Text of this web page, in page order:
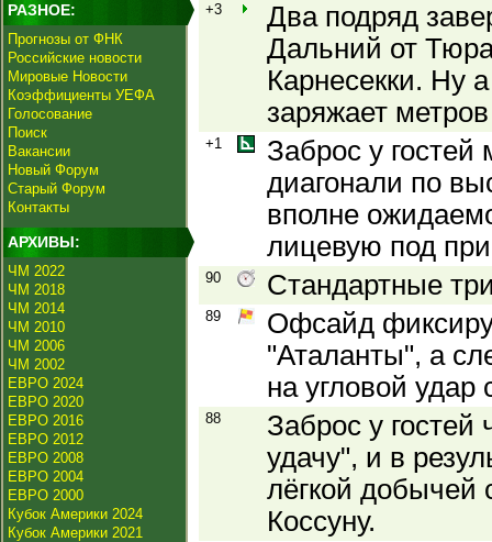
РАЗНОЕ:
Прогнозы от ФНК
Российские новости
Мировые Новости
Коэффициенты УЕФА
Голосование
Поиск
Вакансии
Новый Форум
Старый Форум
Контакты
АРХИВЫ:
ЧМ 2022
ЧМ 2018
ЧМ 2014
ЧМ 2010
ЧМ 2006
ЧМ 2002
ЕВРО 2024
ЕВРО 2020
ЕВРО 2016
ЕВРО 2012
ЕВРО 2008
ЕВРО 2004
ЕВРО 2000
Кубок Америки 2024
Кубок Америки 2021
+3
Два подряд
Дальний от
Карнесекки. Ну
заряжает
+1
Заброс у гостей
диагонали по
вполне
лицевую под
90 Стандартные
89
Офсайд
"Аталанты", а
на угловой удар
88
Заброс у гостей
удачу", и в
лёгкой добычей
Коссуну.